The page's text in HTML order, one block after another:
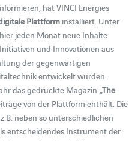
hat VINCI Energies
Plattforminstalliert. Unter
jeden Monat neue Inhalte
und Innovationen aus
der gegenwärtigen
entwickelt wurden.
das gedruckte Magazin „The
von der Plattform enthält. Die
neben so unterschiedlichen
entscheidendes Instrument der